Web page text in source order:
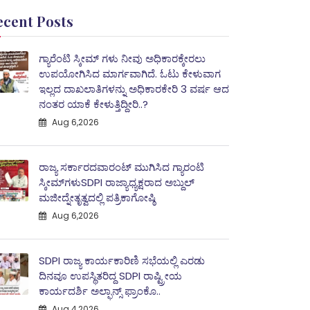
Posts
ಗ್ಯಾರೆಂಟಿ ಸ್ಕೀಮ್ ಗಳು ನೀವು ಅಧಿಕಾರಕ್ಕೇರಲು
ಉಪಯೋಗಿಸಿದ ಮಾರ್ಗವಾಗಿದೆ. ಓಟು ಕೇಳುವಾಗ
ಇಲ್ಲದ ದಾಖಲಾತಿಗಳನ್ನು ಅಧಿಕಾರಕೇರಿ 3 ವರ್ಷ ಆದ
ನಂತರ ಯಾಕೆ ಕೇಳುತ್ತಿದ್ದೀರಿ..?
Aug 6,2026
ರಾಜ್ಯ ಸರ್ಕಾರದವಾರಂಟ್ ಮುಗಿಸಿದ ಗ್ಯಾರಂಟಿ
ಸ್ಕೀಮ್‌ಗಳುSDPI ರಾಜ್ಯಾಧ್ಯಕ್ಷರಾದ ಅಬ್ದುಲ್
ಮಜೀದ್ನೇತೃತ್ವದಲ್ಲಿ ಪತ್ರಿಕಾಗೋಷ್ಠಿ
Aug 6,2026
SDPI ರಾಜ್ಯ ಕಾರ್ಯಕಾರಿಣಿ ಸಭೆಯಲ್ಲಿ ಎರಡು
ದಿನವೂ ಉಪಸ್ಥಿತರಿದ್ದ SDPI ರಾಷ್ಟ್ರೀಯ
ಕಾರ್ಯದರ್ಶಿ ಅಲ್ಫಾನ್ಸ್ ಫ್ರಾಂಕೊ..